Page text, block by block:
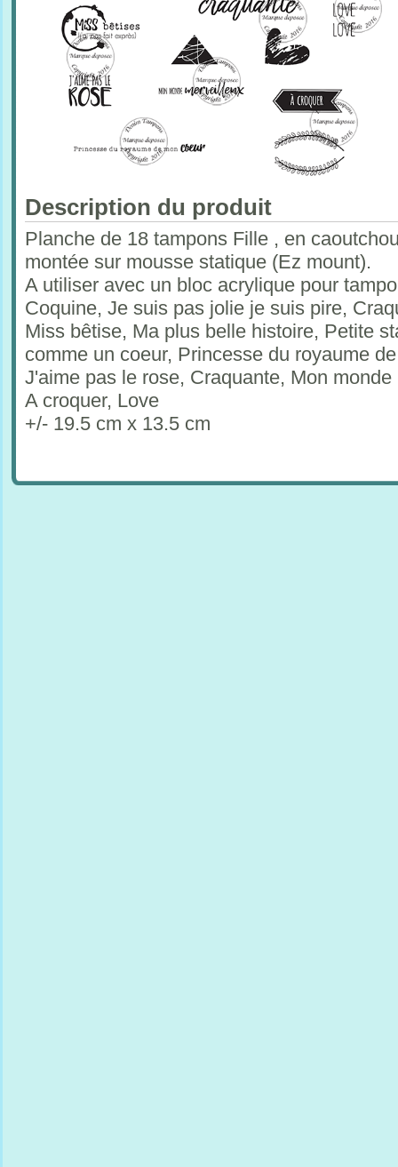
Description du produit
Planche de 18 tampons Fille , en
montée sur mousse statique (Ez mount).
A utiliser avec un bloc acrylique pour
Coquine, Je suis pas jolie je suis pire,
Miss bêtise, Ma plus belle histoire, Petite
comme un coeur, Princesse du royaume
J'aime pas le rose, Craquante, Mon
A croquer, Love
+/- 19.5 cm x 13.5 cm